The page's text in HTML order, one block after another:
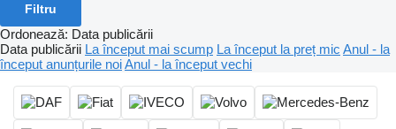
Filtru
Ordonează: Data publicării
Data publicării La început mai scump La început la preț mic Anul - la
început anunțurile noiAnul - la început vechi